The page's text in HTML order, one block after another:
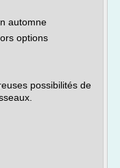
automne
options
possibilités de